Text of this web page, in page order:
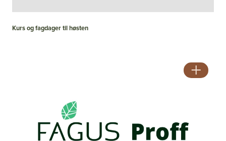
Kurs og fagdager til høsten